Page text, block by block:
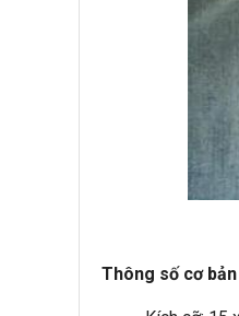
Thông số cơ